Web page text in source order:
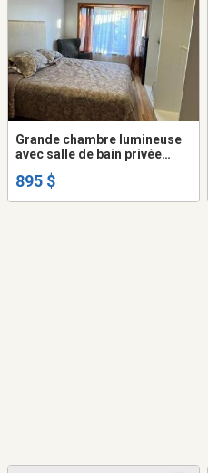
Grande chambre lumineuse
avec salle de bain privée
895 $